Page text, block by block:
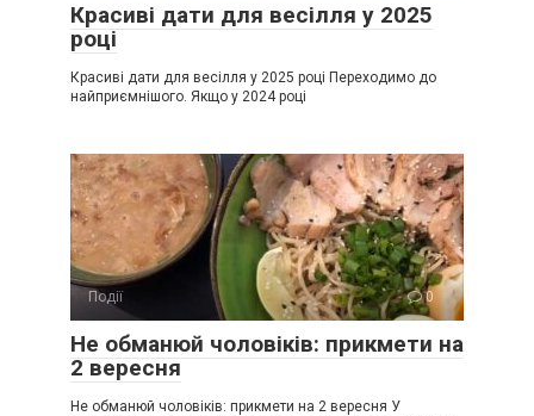
Красиві дати для весілля у 2025
році
Красиві дати для весілля у 2025 році Переходимо до
найприємнішого. Якщо у 2024 році
Події 0
Не обманюй чоловіків: прикмети на
2 вересня
Не обманюй чоловіків: прикмети на 2 вересня У